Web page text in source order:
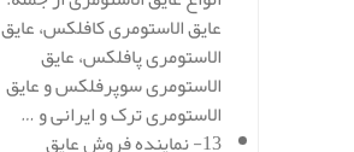
عایق الاستومری کافلکس، عایق
الاستومری پافلکس، عایق
الاستومری سوپرفلکس و عایق
الاستومری ترک و ایرانی و …
13- نماینده فروش عایق